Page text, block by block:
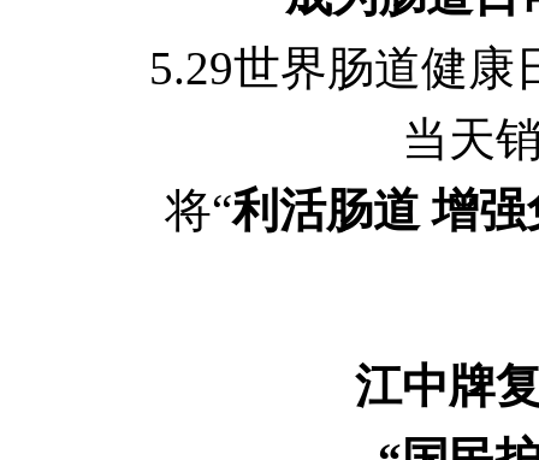
5.29世界肠道健康
当天
将“利活肠道 增强
江中牌